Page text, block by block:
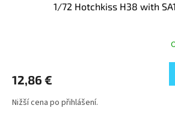
1/72 Hotchkiss H38 with
12,86 €
Nižší cena po přihlášení.